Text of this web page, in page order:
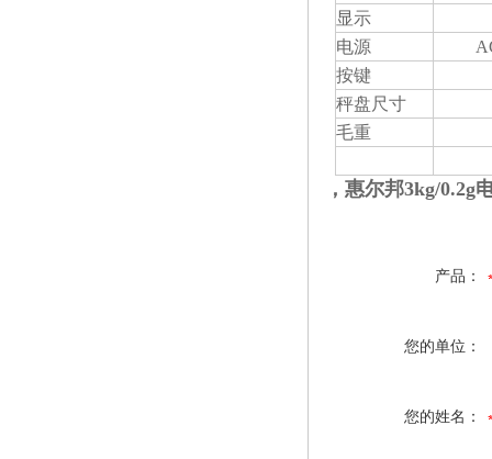
显示
电源
按键
秤盘尺寸
毛重
，惠尔邦3kg/0.2g
产品：
您的单位：
您的姓名：